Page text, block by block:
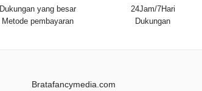
Dukungan yang besar
Metode pembayaran
24Jam/7Hari
Dukungan
Bratafancymedia.com